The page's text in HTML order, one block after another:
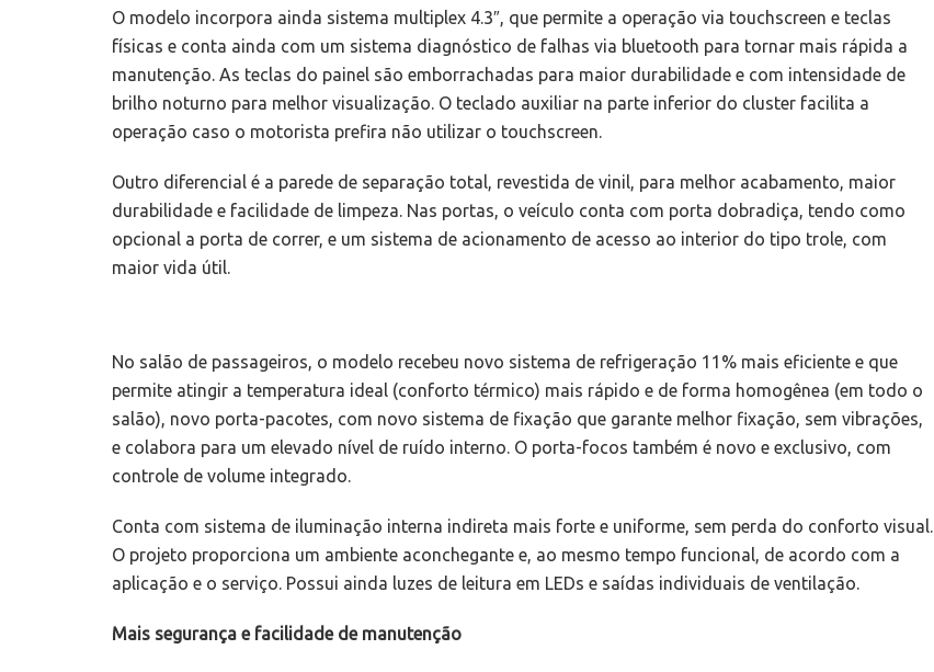
O modelo incorpora ainda sistema multiplex 4.3″, que permite a operação via touchscreen e teclas
físicas e conta ainda com um sistema diagnóstico de falhas via bluetooth para tornar mais rápida a
manutenção. As teclas do painel são emborrachadas para maior durabilidade e com intensidade de
brilho noturno para melhor visualização. O teclado auxiliar na parte inferior do cluster facilita a
operação caso o motorista prefira não utilizar o touchscreen.
Outro diferencial é a parede de separação total, revestida de vinil, para melhor acabamento, maior
durabilidade e facilidade de limpeza. Nas portas, o veículo conta com porta dobradiça, tendo como
opcional a porta de correr, e um sistema de acionamento de acesso ao interior do tipo trole, com
maior vida útil.
No salão de passageiros, o modelo recebeu novo sistema de refrigeração 11% mais eficiente e que
permite atingir a temperatura ideal (conforto térmico) mais rápido e de forma homogênea (em todo o
salão), novo porta-pacotes, com novo sistema de fixação que garante melhor fixação, sem vibrações,
e colabora para um elevado nível de ruído interno. O porta-focos também é novo e exclusivo, com
controle de volume integrado.
Conta com sistema de iluminação interna indireta mais forte e uniforme, sem perda do conforto visual.
O projeto proporciona um ambiente aconchegante e, ao mesmo tempo funcional, de acordo com a
aplicação e o serviço. Possui ainda luzes de leitura em LEDs e saídas individuais de ventilação.
Mais segurança e facilidade de manutenção